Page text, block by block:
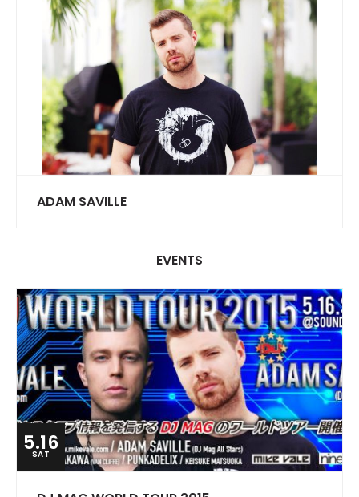
ADAM SAVILLE
EVENTS
5.16
SAT